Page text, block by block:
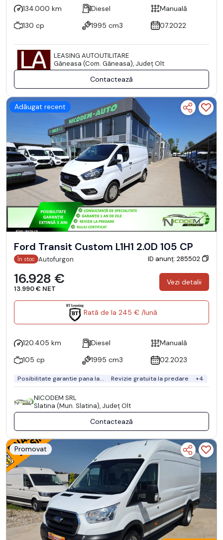
134.000 km Diesel
Manuală
130 cp
1995 cm3 07.2022
LEASING AUTOUTILITARE
Găneasa (Com. Găneasa), Județ Olt
Contactează
Adăugat recent
Ford Transit Custom L1H1 2.0D 105 CP
În stoc Autofurgon ID anunț: 285502
16.928 €
13.990 € NET
Vezi detalii
Rată de la 245 € /lună
120.405 km Diesel
Manuală
105 cp
1995 cm3 02.2023
Posibilitate garantie pana la... Revizie gratuita la predare +4
NICODEM SRL
Slatina (Mun. Slatina), Județ Olt
Contactează
Promovat